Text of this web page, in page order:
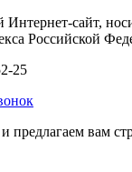
сайт,
Российской
25
вам